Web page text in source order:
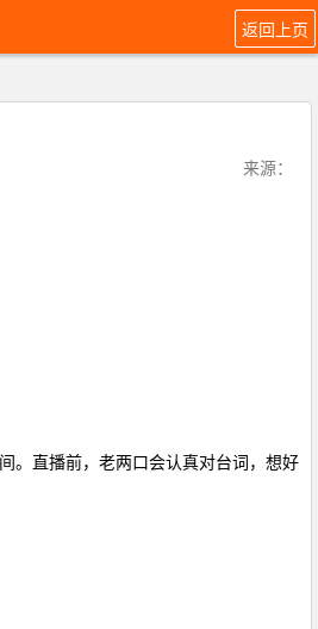
返回上页
来源：
。直播前，老两口会认真对台词，想好